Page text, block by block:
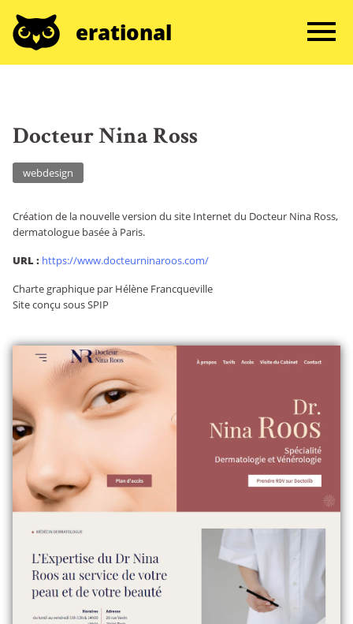
erational
Docteur Nina Ross
webdesign
Création de la nouvelle version du site Internet du Docteur Nina Ross,
dermatologue basée à Paris.
URL : https://www.docteurninaroos.com/
Charte graphique par Hélène Francqueville
Site conçu sous SPIP